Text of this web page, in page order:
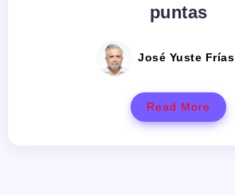
puntas
José Yuste Frías
Read More